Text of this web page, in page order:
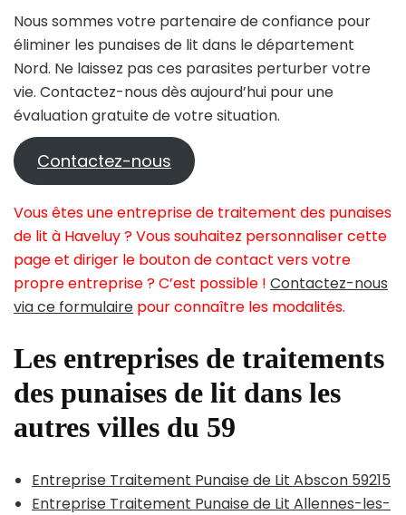
Nous sommes votre partenaire de confiance pour
éliminer les punaises de lit dans le département
Nord. Ne laissez pas ces parasites perturber votre
vie. Contactez-nous dès aujourd’hui pour une
évaluation gratuite de votre situation.
Contactez-nous
Vous êtes une entreprise de traitement des punaises
de lit à Haveluy ? Vous souhaitez personnaliser cette
page et diriger le bouton de contact vers votre
propre entreprise ? C’est possible ! Contactez-nous
via ce formulaire pour connaître les modalités.
Les entreprises de traitements
des punaises de lit dans les
autres villes du 59
Entreprise Traitement Punaise de Lit Abscon 59215
Entreprise Traitement Punaise de Lit Allennes-les-